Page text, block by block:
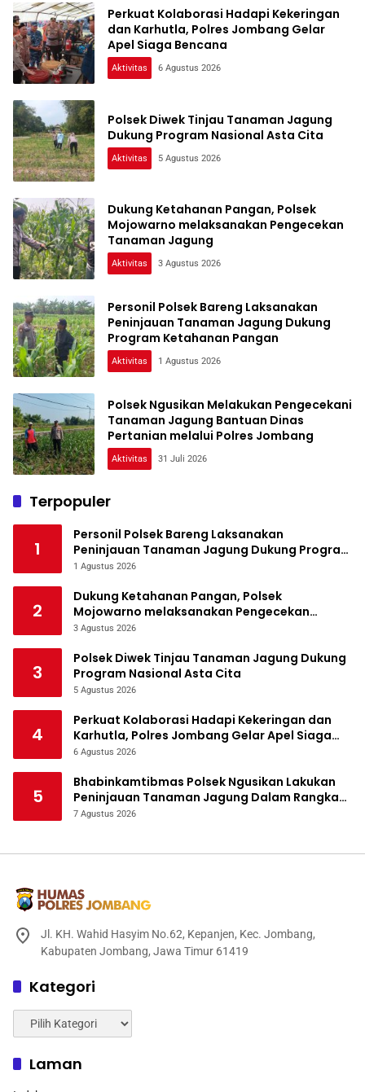
Perkuat Kolaborasi Hadapi Kekeringan
dan Karhutla, Polres Jombang Gelar
Apel Siaga Bencana
Aktivitas 6 Agustus 2026
Polsek Diwek Tinjau Tanaman Jagung
Dukung Program Nasional Asta Cita
Aktivitas 5 Agustus 2026
Dukung Ketahanan Pangan, Polsek
Mojowarno melaksanakan Pengecekan
Tanaman Jagung
Aktivitas 3 Agustus 2026
Personil Polsek Bareng Laksanakan
Peninjauan Tanaman Jagung Dukung
Program Ketahanan Pangan
Aktivitas 1 Agustus 2026
Polsek Ngusikan Melakukan Pengecekani
Tanaman Jagung Bantuan Dinas
Pertanian melalui Polres Jombang
Aktivitas 31 Juli 2026
Terpopuler
1
Personil Polsek Bareng Laksanakan
Peninjauan Tanaman Jagung Dukung Program
Ketahanan Pangan
1 Agustus 2026
2
Dukung Ketahanan Pangan, Polsek
Mojowarno melaksanakan Pengecekan
Tanaman Jagung
3 Agustus 2026
3
Polsek Diwek Tinjau Tanaman Jagung Dukung
Program Nasional Asta Cita
5 Agustus 2026
4
Perkuat Kolaborasi Hadapi Kekeringan dan
Karhutla, Polres Jombang Gelar Apel Siaga
Bencana
6 Agustus 2026
5
Bhabinkamtibmas Polsek Ngusikan Lakukan
Peninjauan Tanaman Jagung Dalam Rangka
Mendukung Ketahanan Pangan
7 Agustus 2026
Jl. KH. Wahid Hasyim No.62, Kepanjen, Kec. Jombang,
Kabupaten Jombang, Jawa Timur 61419
Kategori
Kategori
Laman